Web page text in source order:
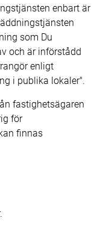
enbart är
som Du
och är införstådd
enligt
i publika lokaler".
fastighetsägaren
för
finnas